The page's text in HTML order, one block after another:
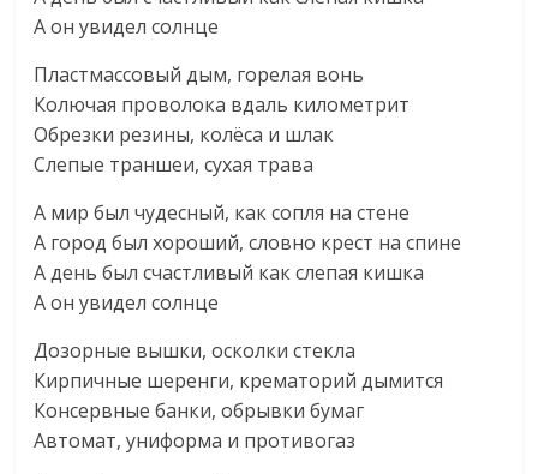
А он увидел солнце
Пластмассовый дым, горелая вонь
Колючая проволока вдаль километрит
Обрезки резины, колёса и шлак
Слепые траншеи, сухая трава
А мир был чудесный, как сопля на стене
А город был хороший, словно крест на спине
А день был счастливый как слепая кишка
А он увидел солнце
Дозорные вышки, осколки стекла
Кирпичные шеренги, крематорий дымится
Консервные банки, обрывки бумаг
Автомат, униформа и противогаз